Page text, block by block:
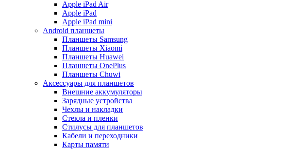
Apple iPad Air
Apple iPad
Apple iPad mini
Android планшеты
Планшеты Samsung
Планшеты Xiaomi
Планшеты Huawei
Планшеты OnePlus
Планшеты Chuwi
Аксессуары для планшетов
Внешние аккумуляторы
Зарядные устройства
Чехлы и накладки
Стекла и пленки
Стилусы для планшетов
Кабели и переходники
Карты памяти